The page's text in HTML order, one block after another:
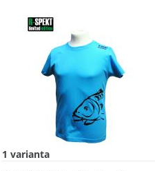
1 varianta